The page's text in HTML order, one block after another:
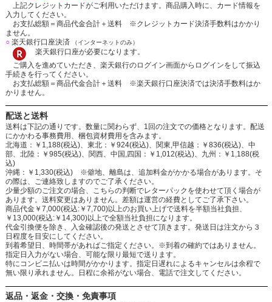
上記クレジットカードがご利用いただけます。商品購入時に、カード情報を
入力してください。
お支払総額＝商品代金合計＋送料 ※クレジットカード決済手数料はかかり
ません。
○楽天銀行口座決済 （インターネットのみ）
楽天銀行口座が必要になります。
ご購入を進めていただき、楽天銀行のログイン画面からログインをして振込
手続きを行ってください。
お支払総額＝商品代金合計＋送料 ※楽天銀行口座決済では決済手数料はか
かりません。
配送と送料
送料は下記の通りです。数量に関わらず、1回の注文での価格となります。配送
にかかわる事務費用、梱包資材費用を含みます。
北海道：￥1,188(税込)、東北：￥924(税込)、関東,甲信越：￥836(税込)、中
部、北陸：￥985(税込)、関西、中国,四国：￥1,012(税込)、九州：￥1,188(税
込)
沖縄：￥1,330(税込) ※僻地、離島は、追加料金がかかる場合があります。そ
の際は、ご連絡致しますのでご了承ください。
少量少額のご注文の場合、こちらの判断でレターパックを使わせて頂く場合が
あります。送料変更はありません。差額は運営の経費としてご了承下さい。
商品代金￥7,000(税込:￥7,700)以上のお買い上げで送料を半額当社負担、
￥13,000(税込:￥14,300)以上で全額当社負担になります。
代金引換便を除き、入金確認後の発送とさせて頂きます。発送日は注文から３
日程度を目安にしてください。
到着希望日、時間帯があればご指定ください。※到着の確約ではありません。
指定日入力がない場合、可能な限り最短で送ります。
特にコンビニ払いは時間がかかります。指定日遅れによるキャンセルは余程で
無い限り承れません。日程に余裕がない場合、電話で注文してください。
返品・返金・交換・免責事項